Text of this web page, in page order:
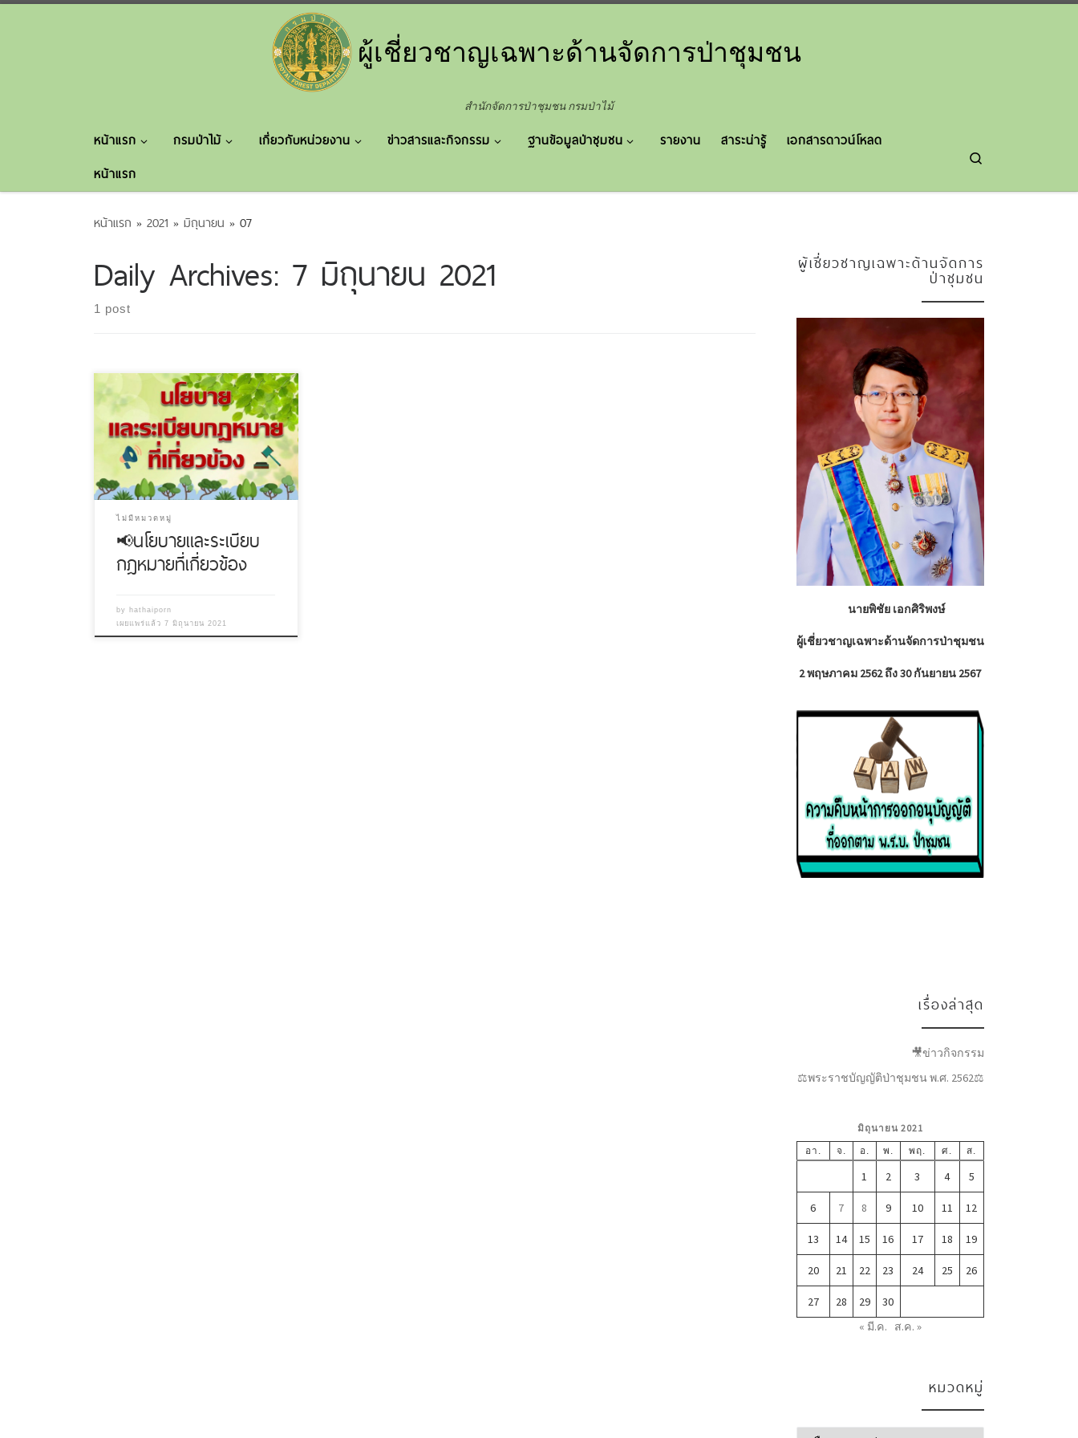
ผู้เชี่ยวชาญเฉพาะด้านจัดการป่าชุมชน
สำนักจัดการป่าชุมชน กรมป่าไม้
หน้าแรก กรมป่าไม้ เกี่ยวกับหน่วยงาน ข่าวสารและกิจกรรม ฐานข้อมูลป่าชุมชน รายงาน สาระน่ารู้
เอกสารดาวน์โหลด
หน้าแรก
หน้าแรก » 2021 » มิถุนายน » 07
Daily Archives: 7 มิถุนายน 2021
1 post
ไม่มีหมวดหมู่
📢นโยบายและระเบียบ
กฎหมายที่เกี่ยวข้อง
by
hathaiporn
เผยแพร่แล้ว7 มิถุนายน 2021
ผู้เชี่ยวชาญเฉพาะด้านจัดการ
ป่าชุมชน
นายพิชัย เอกศิริพงษ์
ผู้เชี่ยวชาญเฉพาะด้านจัดการป่าชุมชน
2 พฤษภาคม 2562 ถึง 30 กันยายน 2567
เรื่องล่าสุด
🎥ข่าวกิจกรรม
⚖พระราชบัญญัติป่าชุมชน พ.ศ. 2562⚖
มิถุนายน 2021
อา. จ. อ. พ. พฤ. ศ. ส.
1 2 3 4 5
6 7 8 9 10 11 12
13 14 15 16 17 18 19
20 21 22 23 24 25 26
27 28 29
30
« มี.ค.
ส.ค. »
หมวดหมู่